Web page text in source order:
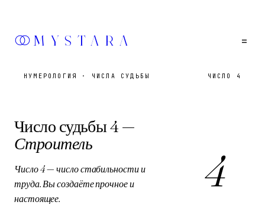
MYSTARA =
НУМЕРОЛОГИЯ · ЧИСЛА СУДЬБЫ ЧИСЛО 4
Число судьбы4—
Строитель
Число 4 — число стабильности и
труда. Вы создаёте прочное и
настоящее.
4